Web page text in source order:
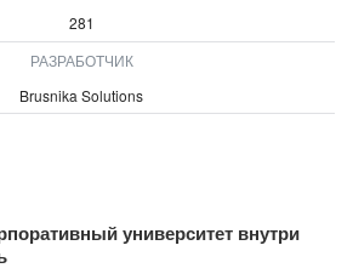
281
РАЗРАБОТЧИК
Brusnika Solutions
университет внутри